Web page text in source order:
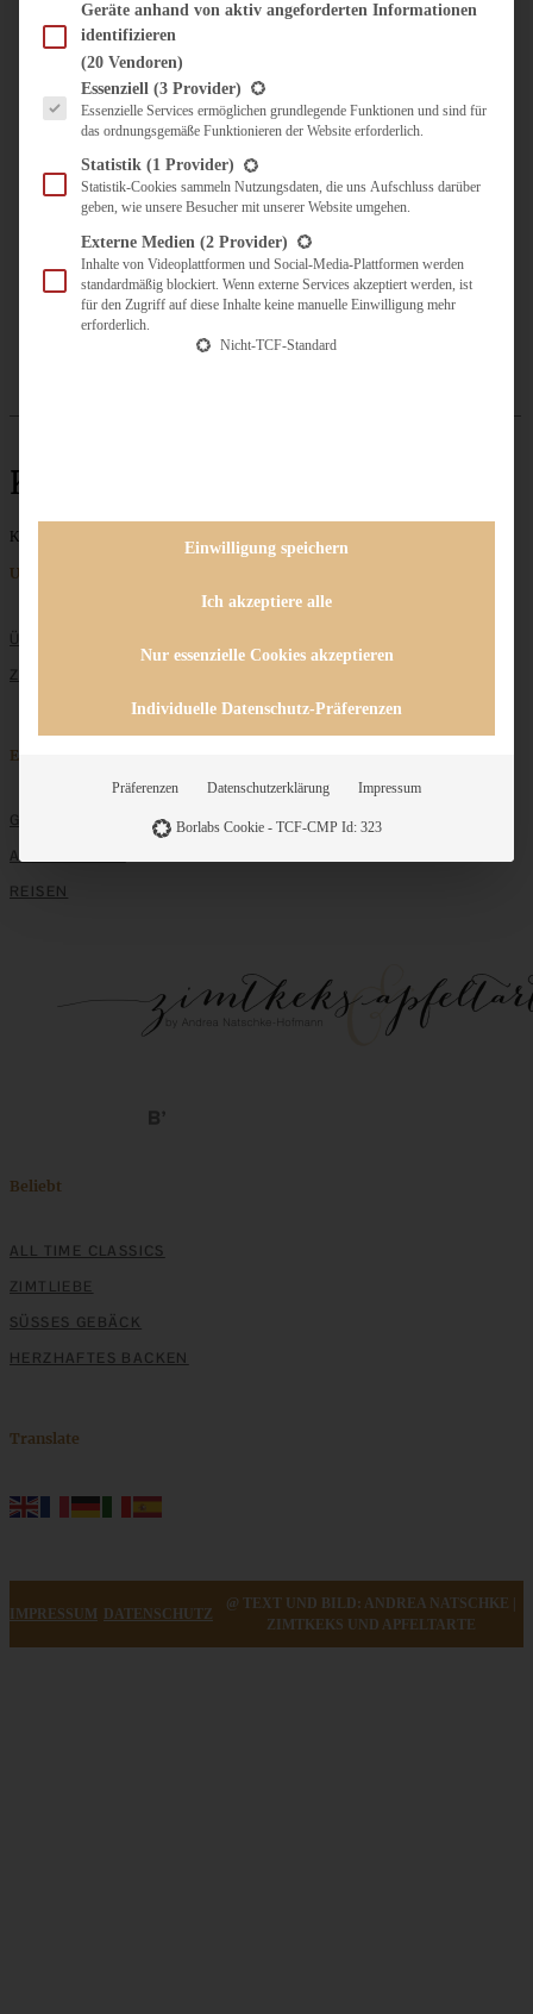
KÜCHENGESCHENKE
UNTERWEGS
KULINARISCH UNTERWEGS
ÜBER MICH
ZUSAMMENARBEIT
Kartoffelpüree
Keine Beiträge gefunden
Unternehmen
ÜBER MICH
ZUSAMMENARBEIT
Entdecken
GRUNDLAGEN
ALLE REZEPTE
REISEN
Beliebt
ALL TIME CLASSICS
ZIMTLIEBE
SÜSSES GEBÄCK
HERZHAFTES BACKEN
Translate
IMPRESSUM DATENSCHUTZ
@ TEXT UND BILD: ANDREA NATSCHKE |
ZIMTKEKS UND APFELTARTE
Geräte anhand von aktiv angeforderten Informationen
identifizieren
(20 Vendoren)
Es folgt eine Liste der Service-Gruppen, für die eine Einwilligung erteilt werden
Essenziell (3 Provider)
Essenzielle Services ermöglichen grundlegende Funktionen und sind für
das ordnungsgemäße Funktionieren der Website erforderlich.
Statistik (1 Provider)
Statistik-Cookies sammeln Nutzungsdaten, die uns Aufschluss darüber
geben, wie unsere Besucher mit unserer Website umgehen.
Externe Medien (2 Provider)
Inhalte von Videoplattformen und Social-Media-Plattformen werden
standardmäßig blockiert. Wenn externe Services akzeptiert werden, ist
für den Zugriff auf diese Inhalte keine manuelle Einwilligung mehr
erforderlich.
Nicht-TCF-Standard
Einwilligung speichern
Ich akzeptiere alle
Nur essenzielle Cookies akzeptieren
Individuelle Datenschutz-Präferenzen
Präferenzen Datenschutzerklärung Impressum
Borlabs Cookie - TCF-CMP Id: 323